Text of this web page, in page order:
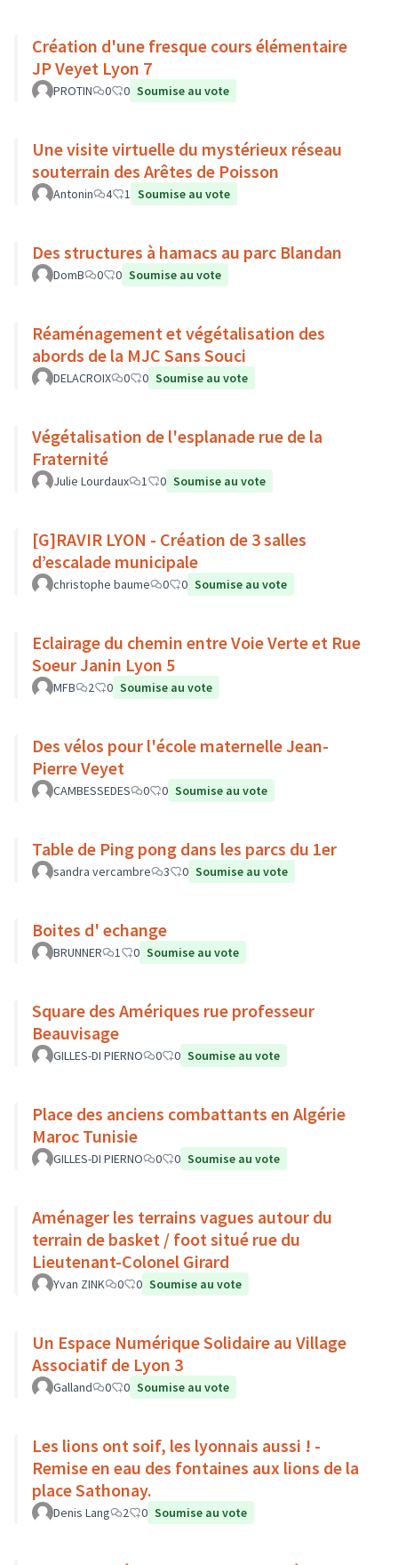
Création d'une fresque cours élémentaire
JP Veyet Lyon 7
PROTIN 0 0 Soumise au vote
Une visite virtuelle du mystérieux réseau
souterrain des Arêtes de Poisson
Antonin 4 1 Soumise au vote
Des structures à hamacs au parc Blandan
DomB 0 0 Soumise au vote
Réaménagement et végétalisation des
abords de la MJC Sans Souci
DELACROIX 0 0 Soumise au vote
Végétalisation de l'esplanade rue de la
Fraternité
Julie Lourdaux 1 0 Soumise au vote
[G]RAVIR LYON - Création de 3 salles
d’escalade municipale
christophe baume 0 0 Soumise au vote
Eclairage du chemin entre Voie Verte et Rue
Soeur Janin Lyon 5
MFB 2 0 Soumise au vote
Des vélos pour l'école maternelle Jean-
Pierre Veyet
CAMBESSEDES 0 0 Soumise au vote
Table de Ping pong dans les parcs du 1er
sandra vercambre 3 0 Soumise au vote
Boites d' echange
BRUNNER 1 0 Soumise au vote
Square des Amériques rue professeur
Beauvisage
GILLES-DI PIERNO 0 0 Soumise au vote
Place des anciens combattants en Algérie
Maroc Tunisie
GILLES-DI PIERNO 0 0 Soumise au vote
Aménager les terrains vagues autour du
terrain de basket / foot situé rue du
Lieutenant-Colonel Girard
Yvan ZINK 0 0 Soumise au vote
Un Espace Numérique Solidaire au Village
Associatif de Lyon 3
Galland 0 0 Soumise au vote
Les lions ont soif, les lyonnais aussi ! -
Remise en eau des fontaines aux lions de la
place Sathonay.
Denis Lang 2 0 Soumise au vote